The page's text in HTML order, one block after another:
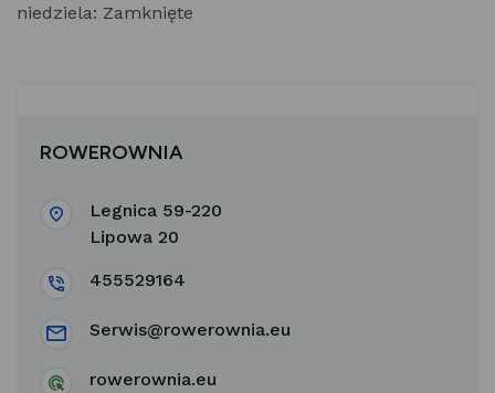
niedziela: Zamknięte
ROWEROWNIA
Legnica 59-220
Lipowa 20
455529164
Serwis@rowerownia.eu
rowerownia.eu